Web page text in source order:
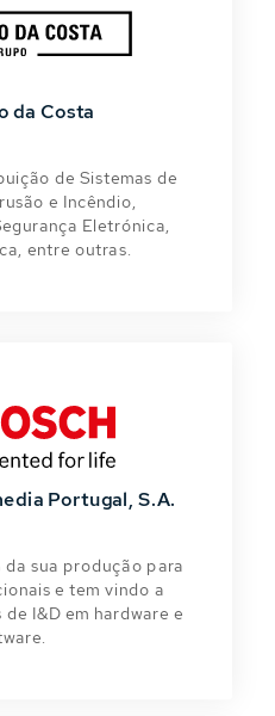
da Costa
de Sistemas de
e Incêndio,
Eletrónica,
entre outras.
Portugal, S.A.
da sua produção para
e tem vindo a
I&D em hardware e